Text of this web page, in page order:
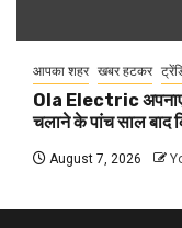
आपका शहर खबर हटकर
Ola Electric
चलाने के पांच साल बाद
August 7, 2026